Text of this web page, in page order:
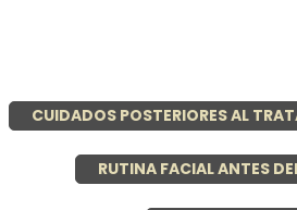
CUIDADOS POSTERIORES AL
RUTINA FACIAL ANTES